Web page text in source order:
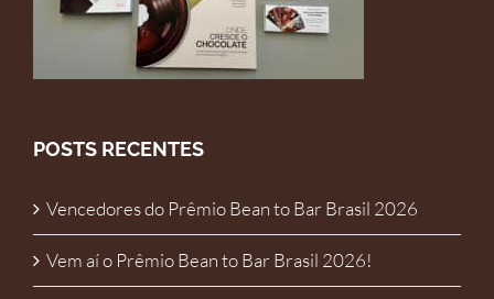
POSTS RECENTES
Vencedores do Prêmio Bean to Bar Brasil 2026
Vem aí o Prêmio Bean to Bar Brasil 2026!